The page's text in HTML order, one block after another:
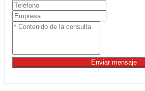
Enviar mensaje